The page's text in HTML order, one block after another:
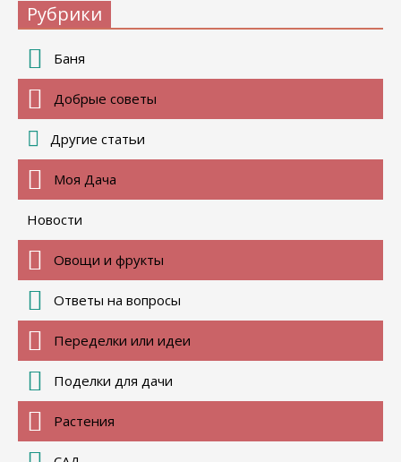
Рубрики
Баня
Добрые советы
Другие статьи
Моя Дача
Новости
Овощи и фрукты
Ответы на вопросы
Переделки или идеи
Поделки для дачи
Растения